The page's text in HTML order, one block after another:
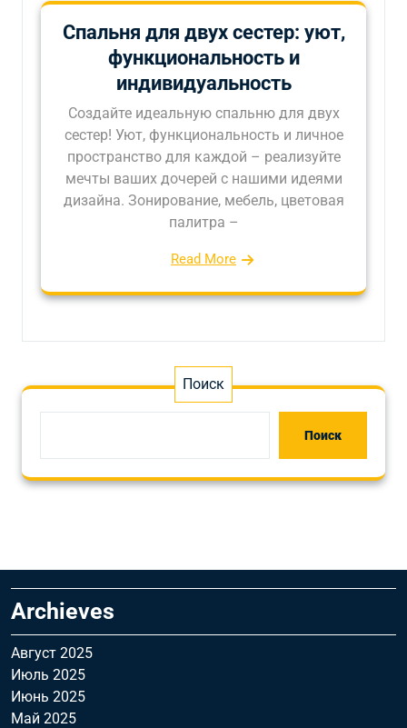
Спальня для двух сестер: уют,
функциональность и
индивидуальность
Создайте идеальную спальню для двух
сестер! Уют, функциональность и личное
пространство для каждой – реализуйте
мечты ваших дочерей с нашими идеями
дизайна. Зонирование, мебель, цветовая
палитра –
Read More
Поиск
Поиск
Archieves
Август 2025
Июль 2025
Июнь 2025
Май 2025